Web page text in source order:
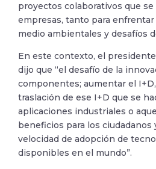
proyectos colaborativos que se
empresas, tanto para enfrentar
medio ambientales y desafíos
En este contexto, el
dijo que “el desafío de la
componentes; aumentar el
traslación de ese I+D que se
aplicaciones industriales o
beneficios para los ciudadanos
velocidad de adopción de
disponibles en el mundo”.